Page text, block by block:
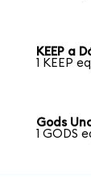
KEEP a
1 KEEP
Gods
1 GODS